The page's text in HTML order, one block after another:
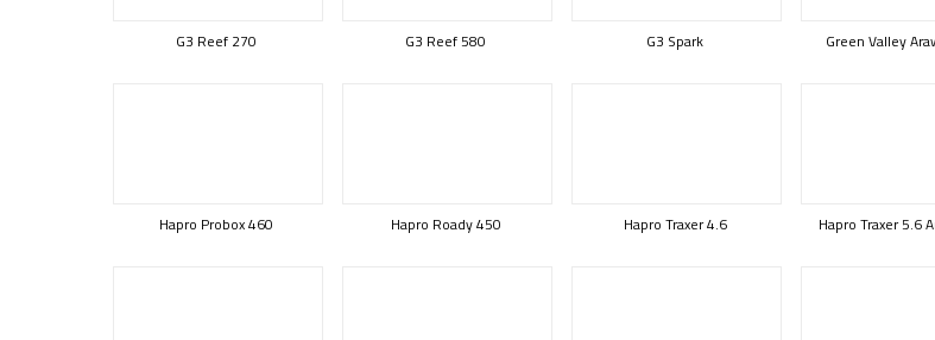
G3 Reef 270 G3 Reef 580 G3 Spark Green Valley
Hapro Probox 460 Hapro Roady 450 Hapro Traxer 4.6 Hapro Traxer 5.6